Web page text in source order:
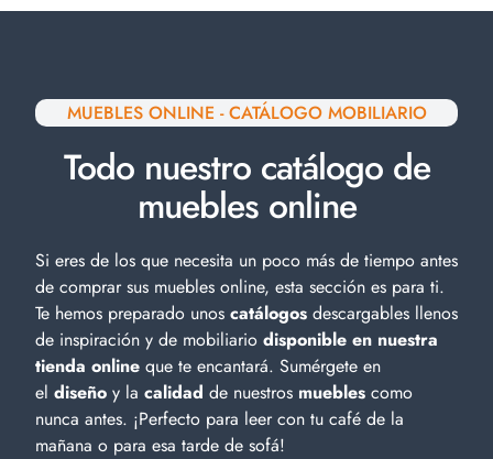
MUEBLES ONLINE - CATÁLOGO MOBILIARIO
Todo nuestro catálogo de
muebles online
Si eres de los que necesita un poco más de tiempo antes
de comprar sus muebles online, esta sección es para ti.
Te hemos preparado unos catálogos descargables llenos
de inspiración y de mobiliario disponible en nuestra
tienda online que te encantará. Sumérgete en
el diseño y la calidad de nuestros muebles como
nunca antes. ¡Perfecto para leer con tu café de la
mañana o para esa tarde de sofá!